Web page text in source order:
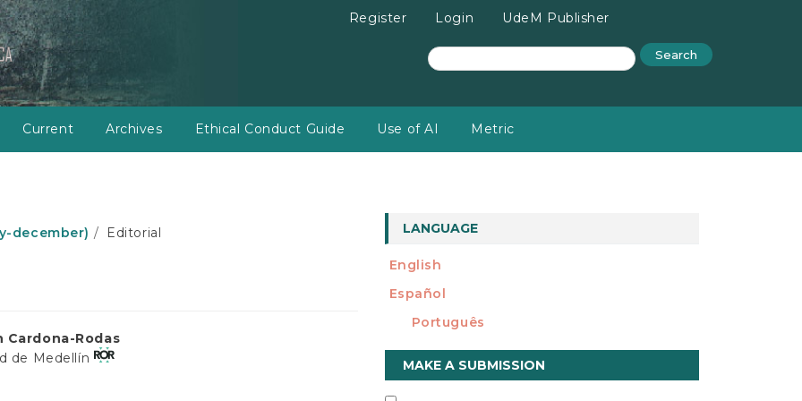
Register Login UdeM Publisher
Current Archives Ethical Conduct Guide Use of AI Metric
Search
december) Editorial
Cardona-Rodas
de Medellín
LANGUAGE
English
Español
Português
Make
a
MAKE A SUBMISSION